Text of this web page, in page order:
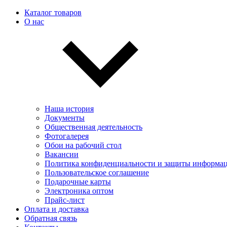
Каталог товаров
О нас
Наша история
Документы
Общественная деятельность
Фотогалерея
Обои на рабочий стол
Вакансии
Политика конфиденциальности и защиты
Пользовательскоe соглашение
Подарочные карты
Электроника оптом
Прайс-лист
Оплата и доставка
Обратная связь